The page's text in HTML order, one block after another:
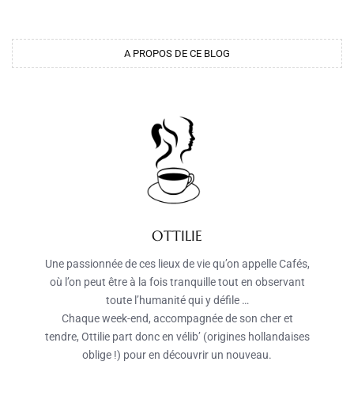
A PROPOS DE CE BLOG
OTTILIE
Une passionnée de ces lieux de vie qu’on appelle Cafés,
où l’on peut être à la fois tranquille tout en observant
toute l’humanité qui y défile …
Chaque week-end, accompagnée de son cher et
tendre, Ottilie part donc en vélib’ (origines hollandaises
oblige !) pour en découvrir un nouveau.